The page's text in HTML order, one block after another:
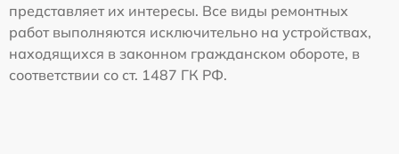
представляет их интересы. Все виды ремонтных
работ выполняются исключительно на устройствах,
находящихся в законном гражданском обороте, в
соответствии со ст. 1487 ГК РФ.